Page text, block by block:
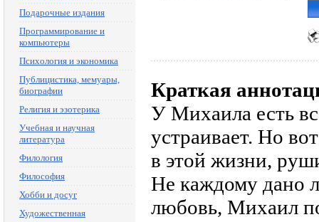
Подарочные издания
Программирование и
компьютеры
Психология и экономика
Публицистика, мемуары,
биографии
Религия и эзотерика
Учебная и научная
литература
Филология
Философия
Хобби и досуг
Художественная
Краткая
У Михаила есть
устраивает. Но
в этой жизни,
Не каждому дано
любовь, Михаил